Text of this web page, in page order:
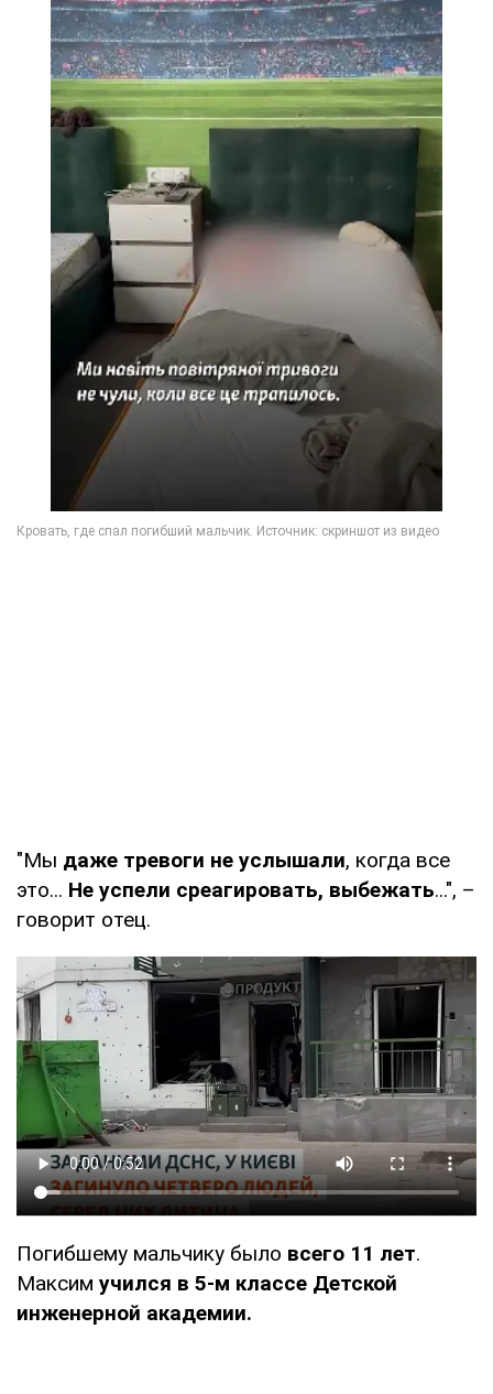
"Мы даже тревоги не услышали, когда все
это... Не успели среагировать, выбежать...", –
говорит отец.
Погибшему мальчику было всего 11 лет.
Максим учился в 5-м классе Детской
инженерной академии.